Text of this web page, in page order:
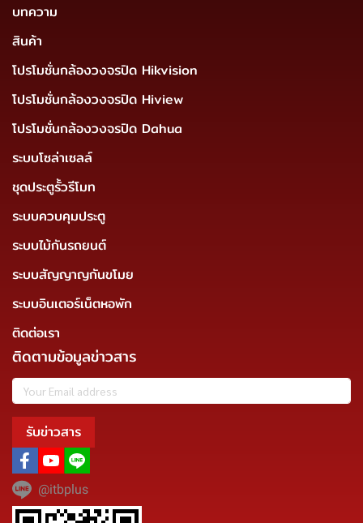
บทความ
สินค้า
โปรโมชั่นกล้องวงจรปิด Hikvision
โปรโมชั่นกล้องวงจรปิด Hiview
โปรโมชั่นกล้องวงจรปิด Dahua
ระบบโซล่าเซลล์
ชุดประตูรั้วรีโมท
ระบบควบคุมประตู
ระบบไม้กันรถยนต์
ระบบสัญญาญกันขโมย
ระบบอินเตอร์เน็ตหอพัก
ติดต่อเรา
ติดตามข้อมูลข่าวสาร
รับข่าวสาร
@itbplus